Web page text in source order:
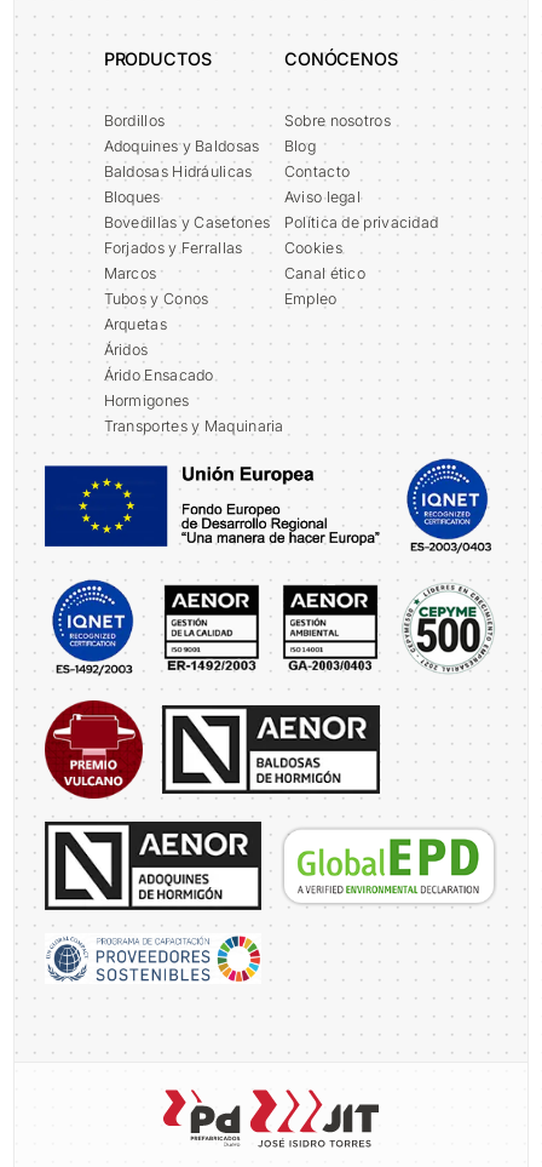
Alternative:
PRODUCTOS
Bordillos
Adoquines y Baldosas
Baldosas Hidráulicas
Bloques
Bovedillas y Casetones
Forjados y Ferrallas
Marcos
Tubos y Conos
Arquetas
Áridos
Árido Ensacado
Hormigones
Transportes y Maquinaria
CONÓCENOS
Sobre nosotros
Blog
Contacto
Aviso legal
Política de privacidad
Cookies
Canal ético
Empleo